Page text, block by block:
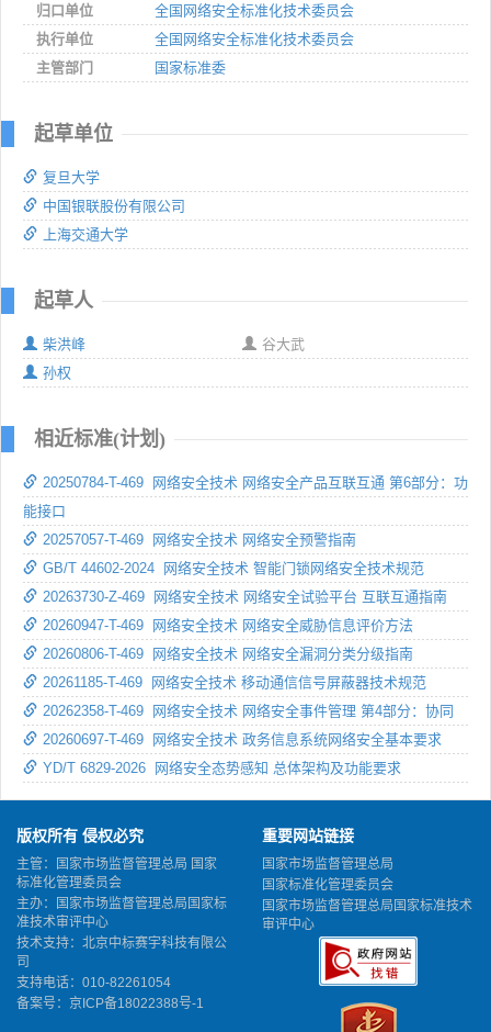
归口单位
全国网络安全标准化技术委员会
执行单位
全国网络安全标准化技术委员会
主管部门
国家标准委
起草单位
复旦大学
中国银联股份有限公司
上海交通大学
起草人
柴洪峰
谷大武
孙权
相近标准(计划)
20250784-T-469 网络安全技术 网络安全产品互联互通 第6部分：功
能接口
20257057-T-469 网络安全技术 网络安全预警指南
GB/T 44602-2024 网络安全技术 智能门锁网络安全技术规范
20263730-Z-469 网络安全技术 网络安全试验平台 互联互通指南
20260947-T-469 网络安全技术 网络安全威胁信息评价方法
20260806-T-469 网络安全技术 网络安全漏洞分类分级指南
20261185-T-469 网络安全技术 移动通信信号屏蔽器技术规范
20262358-T-469 网络安全技术 网络安全事件管理 第4部分：协同
20260697-T-469 网络安全技术 政务信息系统网络安全基本要求
YD/T 6829-2026 网络安全态势感知 总体架构及功能要求
版权所有 侵权必究
主管：国家市场监督管理总局 国家
标准化管理委员会
主办：国家市场监督管理总局国家标
准技术审评中心
技术支持：北京中标赛宇科技有限公
司
支持电话：010-82261054
备案号： 京ICP备18022388号-1
重要网站链接
国家市场监督管理总局
国家标准化管理委员会
国家市场监督管理总局国家标准技术
审评中心